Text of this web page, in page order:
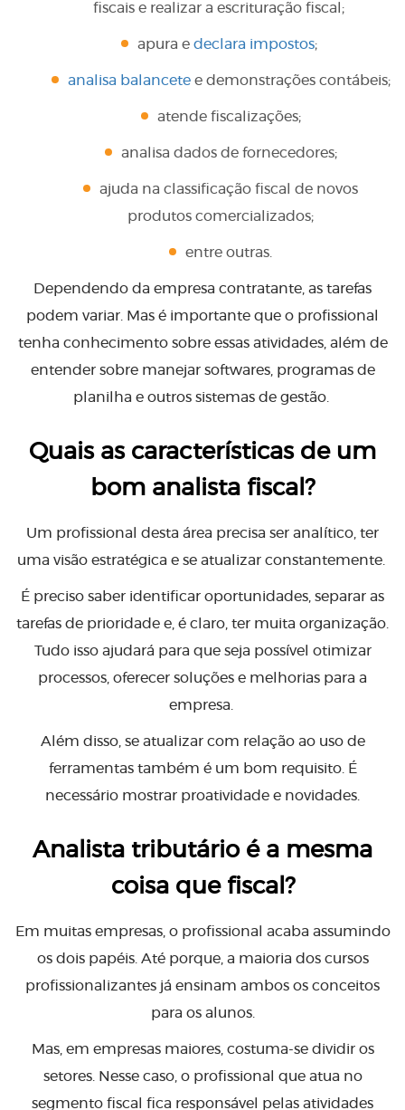
fiscais e realizar a escrituração fiscal;
apura e declara impostos;
analisa balancetee demonstrações contábeis;
atende fiscalizações;
analisa dados de fornecedores;
ajuda na classificação fiscal de novos
produtos comercializados;
entre outras.
Dependendo da empresa contratante, as tarefas
podem variar. Mas é importante que o profissional
tenha conhecimento sobre essas atividades, além de
entender sobre manejar softwares, programas de
planilha e outros sistemas de gestão.
Quais as características de um
bom analista fiscal?
Um profissional desta área precisa ser analítico, ter
uma visão estratégica e se atualizar constantemente.
É preciso saber identificar oportunidades, separar as
tarefas de prioridade e, é claro, ter muita organização.
Tudo isso ajudará para que seja possível otimizar
processos, oferecer soluções e melhorias para a
empresa.
Além disso, se atualizar com relação ao uso de
ferramentas também é um bom requisito. É
necessário mostrar proatividade e novidades.
Analista tributário é a mesma
coisa que fiscal?
Em muitas empresas, o profissional acaba assumindo
os dois papéis. Até porque, a maioria dos cursos
profissionalizantes já ensinam ambos os conceitos
para os alunos.
Mas, em empresas maiores, costuma-se dividir os
setores. Nesse caso, o profissional que atua no
segmento fiscal fica responsável pelas atividades